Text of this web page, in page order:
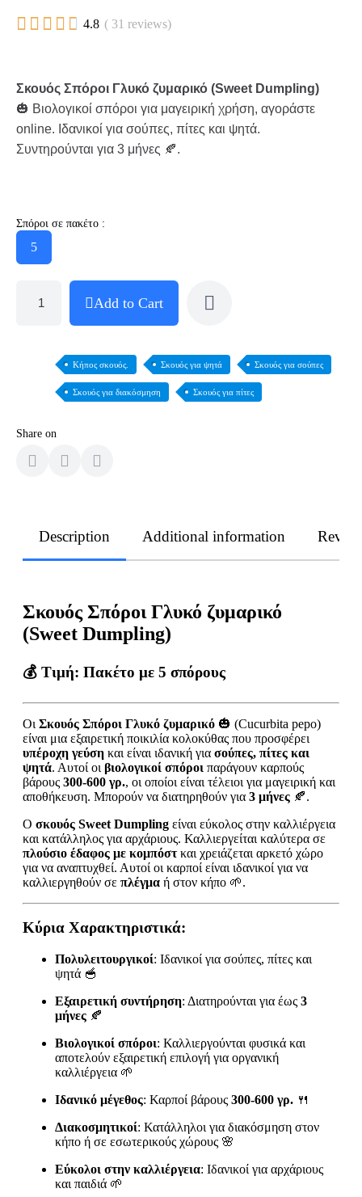
     4.8 ( 31 reviews)
Σκουός Σπόροι Γλυκό ζυμαρικό (Sweet Dumpling)
🎃 Βιολογικοί σπόροι για μαγειρική χρήση, αγοράστε
online. Ιδανικοί για σούπες, πίτες και ψητά.
Συντηρούνται για 3 μήνες 🍂.
Σπόροι σε πακέτο :
5
Add to Cart
Κήπος σκουός. Σκουός για ψητά Σκουός για σούπες
Σκουός για διακόσμηση Σκουός για πίτες
Share on
Description Additional information
Σκουός Σπόροι Γλυκό ζυμαρικό
(Sweet Dumpling)
💰 Τιμή: Πακέτο με 5 σπόρους
Οι Σκουός Σπόροι Γλυκό ζυμαρικό 🎃 (Cucurbita pepo)
είναι μια εξαιρετική ποικιλία κολοκύθας που προσφέρει
υπέροχη γεύση και είναι ιδανική για σούπες, πίτες και
ψητά. Αυτοί οι βιολογικοί σπόροι παράγουν καρπούς
βάρους 300-600 γρ., οι οποίοι είναι τέλειοι για μαγειρική και
αποθήκευση. Μπορούν να διατηρηθούν για 3 μήνες 🍂.
Ο σκουός Sweet Dumpling είναι εύκολος στην καλλιέργεια
και κατάλληλος για αρχάριους. Καλλιεργείται καλύτερα σε
πλούσιο έδαφος με κομπόστκαι χρειάζεται αρκετό χώρο
για να αναπτυχθεί. Αυτοί οι καρποί είναι ιδανικοί για να
καλλιεργηθούν σε πλέγμα ή στον κήπο 🌱.
Κύρια Χαρακτηριστικά:
Πολυλειτουργικοί: Ιδανικοί για σούπες, πίτες και
ψητά 🥣
Εξαιρετική συντήρηση: Διατηρούνται για έως 3
μήνες 🍂
Βιολογικοί σπόροι: Καλλιεργούνται φυσικά και
αποτελούν εξαιρετική επιλογή για οργανική
καλλιέργεια 🌱
Ιδανικό μέγεθος: Καρποί βάρους 300-600 γρ. 🍴
Διακοσμητικοί: Κατάλληλοι για διακόσμηση στον
κήπο ή σε εσωτερικούς χώρους 🌸
Εύκολοι στην καλλιέργεια: Ιδανικοί για αρχάριους
και παιδιά 🌱